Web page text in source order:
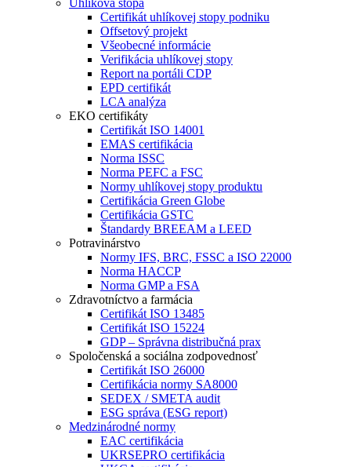
Uhlíková stopa
Certifikát uhlíkovej stopy podniku
Offsetový projekt
Všeobecné informácie
Verifikácia uhlíkovej stopy
Report na portáli CDP
EPD certifikát
LCA analýza
EKO certifikáty
Certifikát ISO 14001
EMAS certifikácia
Norma ISSC
Norma PEFC a FSC
Normy uhlíkovej stopy produktu
Certifikácia Green Globe
Certifikácia GSTC
Štandardy BREEAM a LEED
Potravinárstvo
Normy IFS, BRC, FSSC a ISO 22000
Norma HACCP
Norma GMP a FSA
Zdravotníctvo a farmácia
Certifikát ISO 13485
Certifikát ISO 15224
GDP – Správna distribučná prax
Spoločenská a sociálna zodpovednosť
Certifikát ISO 26000
Certifikácia normy SA8000
SEDEX / SMETA audit
ESG správa (ESG report)
Medzinárodné normy
EAC certifikácia
UKRSEPRO certifikácia